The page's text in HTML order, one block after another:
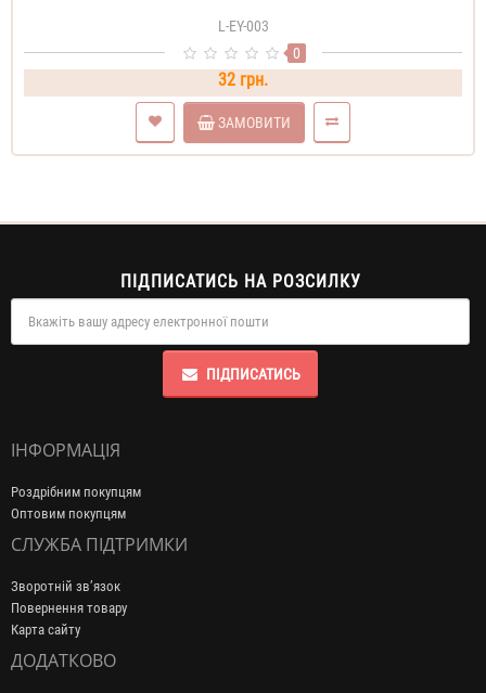
L-EY-003
0
32 грн.
ЗАМОВИТИ
ПІДПИСАТИСЬ НА РОЗСИЛКУ
ПІДПИСАТИСЬ
ІНФОРМАЦІЯ
Роздрібним покупцям
Оптовим покупцям
СЛУЖБА ПІДТРИМКИ
Зворотній зв’язок
Повернення товару
Карта сайту
ДОДАТКОВО